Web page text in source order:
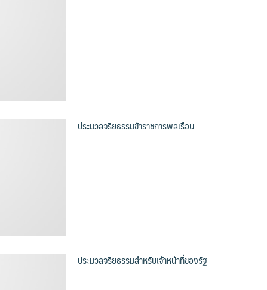
ประมวลจริยธรรมข้าราชการพลเรือน
ประมวลจริยธรรมสำหรับเจ้าหน้าที่ของรัฐ